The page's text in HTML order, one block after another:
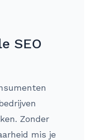
SEO
Zonder
mis je